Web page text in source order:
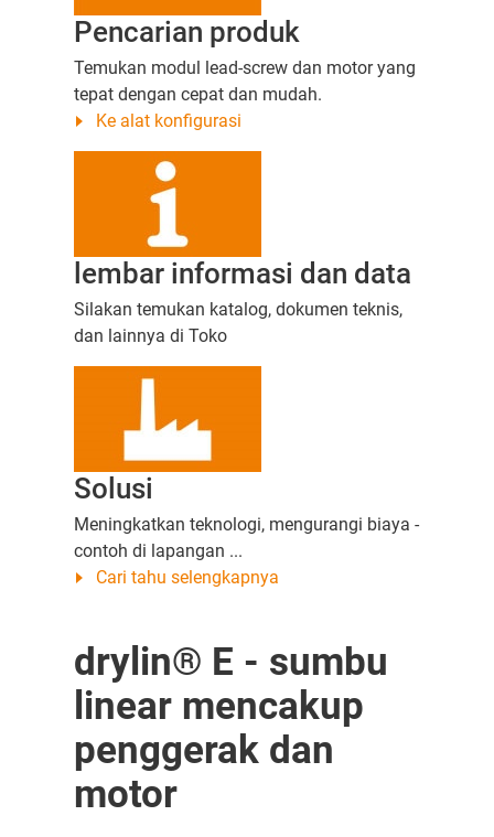
Pencarian produk
Temukan modul lead-screw dan motor yang
tepat dengan cepat dan mudah.
Ke alat konfigurasi
lembar informasi dan data
Silakan temukan katalog, dokumen teknis,
dan lainnya di Toko
Solusi
Meningkatkan teknologi, mengurangi biaya -
contoh di lapangan ...
Cari tahu selengkapnya
drylin® E - sumbu
linear mencakup
penggerak dan
motor